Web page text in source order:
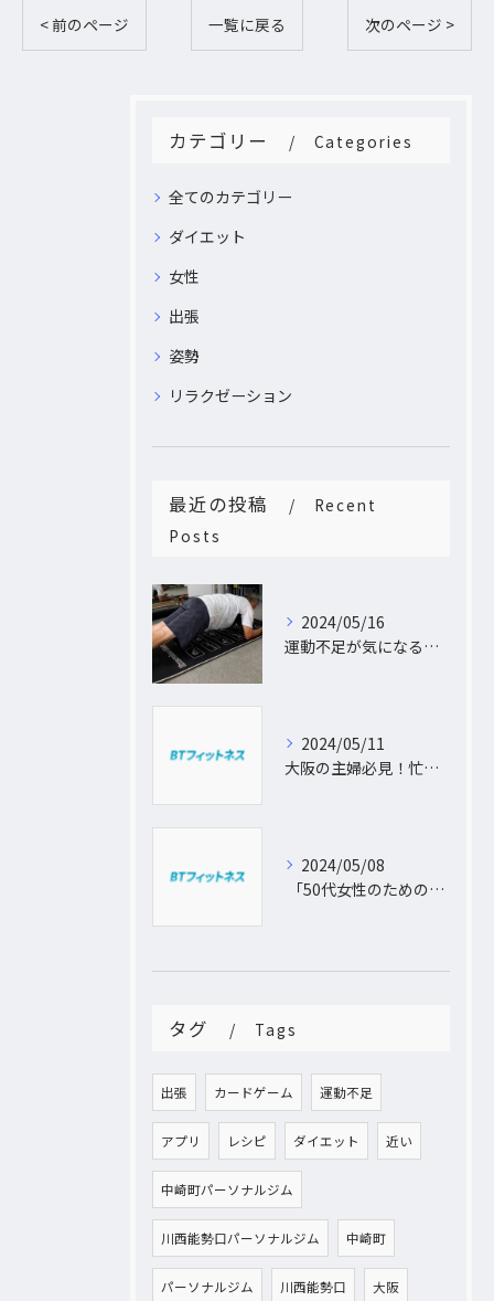
< 前のページ 一覧に戻る 次のページ >
カテゴリー Categories
全てのカテゴリー
ダイエット
女性
出張
姿勢
リラクゼーション
最近の投稿
Recent
Posts
2024/05/16
運動不足が気になるあなたへ。大阪中崎町で自宅にパーソナルトレーナーがおうかがし!プライベート空間で理想のカラダづくり
2024/05/11
大阪の主婦必見！忙しい日常に合わせた出張パーソナルトレーニングで理想のボディを手に入れよう
2024/05/08
「50代女性のためのパーソナルトレーニング！運動不足から脱出し、理想の体型を手に入れよう」
タグ Tags
出張 カードゲーム 運動不足
アプリ レシピ ダイエット 近い
中崎町パーソナルジム
川西能勢口パーソナルジム 中崎町
パーソナルジム 川西能勢口 大阪